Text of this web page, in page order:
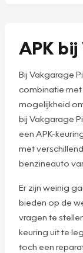
APK
Bij Vakgarage
combinatie
mogelijkheid
bij Vakgarage
een APK-
met
benzineauto
Er zijn weinig
bieden op de
vragen te
keuring uit te
toch een